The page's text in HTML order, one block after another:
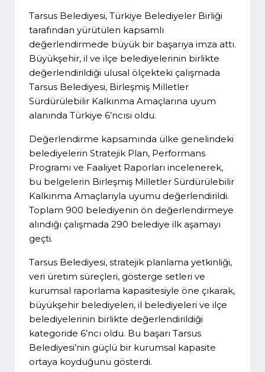
Tarsus Belediyesi, Türkiye Belediyeler Birliği
tarafından yürütülen kapsamlı
değerlendirmede büyük bir başarıya imza attı.
Büyükşehir, il ve ilçe belediyelerinin birlikte
değerlendirildiği ulusal ölçekteki çalışmada
Tarsus Belediyesi, Birleşmiş Milletler
Sürdürülebilir Kalkınma Amaçlarına uyum
alanında Türkiye 6’ncısı oldu.
Değerlendirme kapsamında ülke genelindeki
belediyelerin Stratejik Plan, Performans
Programı ve Faaliyet Raporları incelenerek,
bu belgelerin Birleşmiş Milletler Sürdürülebilir
Kalkınma Amaçlarıyla uyumu değerlendirildi.
Toplam 900 belediyenin ön değerlendirmeye
alındığı çalışmada 290 belediye ilk aşamayı
geçti.
Tarsus Belediyesi, stratejik planlama yetkinliği,
veri üretim süreçleri, gösterge setleri ve
kurumsal raporlama kapasitesiyle öne çıkarak,
büyükşehir belediyeleri, il belediyeleri ve ilçe
belediyelerinin birlikte değerlendirildiği
kategoride 6’ncı oldu. Bu başarı Tarsus
Belediyesi’nin güçlü bir kurumsal kapasite
ortaya koyduğunu gösterdi.